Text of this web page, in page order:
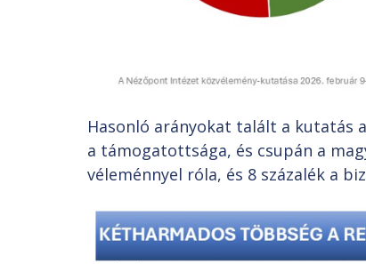
Hasonló arányokat talált a kutatás
a támogatottsága, és csupán a
véleménnyel róla, és 8 százalék a